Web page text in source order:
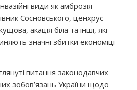
види як амброзія
Сосновського, ценхрус
акація біла та інші, які
значні збитки економіці
питання законодавчих
зобов’язань України щодо